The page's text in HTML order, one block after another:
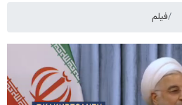
فیلم